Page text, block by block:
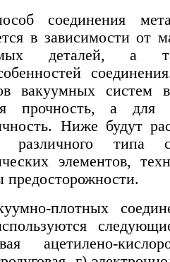
соединения
в зависимости от
деталей, а
вакуумных систем
прочность, а для
Ниже будут
различного типа
элементов,
предосторожности.
плотных
ацетилено-